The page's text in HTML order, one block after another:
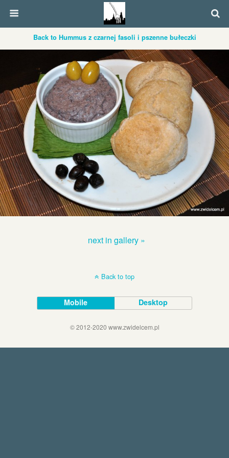
Back to Hummus z czarnej fasoli i pszenne bułeczki
next in gallery »
Back to top
Mobile Desktop
© 2012-2020 www.zwidelcem.pl